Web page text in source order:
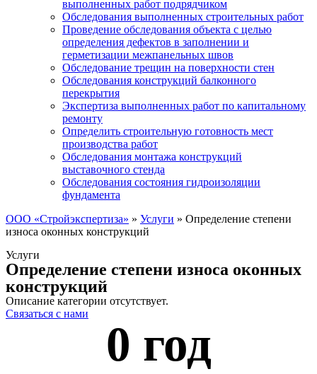
выполненных работ подрядчиком
Обследования выполненных строительных работ
Проведение обследования объекта с целью
определения дефектов в заполнении и
герметизации межпанельных швов
Обследование трещин на поверхности стен
Обследования конструкций балконного
перекрытия
Экспертиза выполненных работ по капитальному
ремонту
Определить строительную готовность мест
производства работ
Обследования монтажа конструкций
выставочного стенда
Обследования состояния гидроизоляции
фундамента
ООО «Стройэкспертиза» » Услуги » Определение степени
износа оконных конструкций
Услуги
Определение степени износа оконных
конструкций
Описание категории отсутствует.
Связаться с нами
0 год